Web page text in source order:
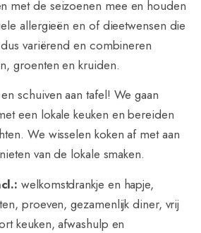
met de seizoenen mee en houden
allergieën en of dieetwensen die
variërend en combineren
groenten en kruiden.
schuiven aan tafel! We gaan
een lokale keuken en bereiden
We wisselen koken af met aan
van de lokale smaken.
welkomstdrankje en hapje,
proeven, gezamenlijk diner, vrij
keuken, afwashulp en